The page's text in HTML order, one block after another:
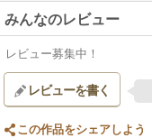
みんなのレビュー
レビュー募集中！
レビューを書く
この作品をシェアしよう